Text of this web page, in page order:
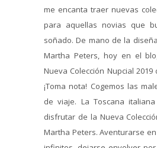
me encanta traer nuevas
para aquellas novias que
soñado. De mano de la
Martha Peters, hoy en el
Nueva Colección Nupcial
¡Toma nota! Cogemos las
de viaje. La Toscana
disfrutar de la Nueva
Martha Peters. Aventurarse